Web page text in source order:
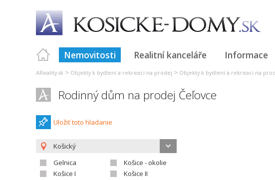
Nemovitosti Realitní kanceláře Informace
AReality.sk > Objekty k bydlení a rekreaci na prodej > Objekty k bydlení a rekreaci na
Rodinný dům na prodej Čeľovce
Uložiť toto hladanie
Košický
Gelnica
Košice - okolie
Košice I
Košice II